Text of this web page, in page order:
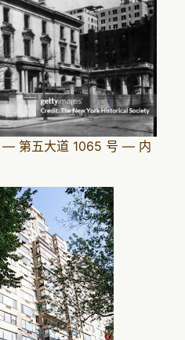
— 第五大道 1065 号 — 内